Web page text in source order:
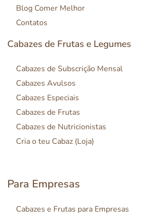
Blog Comer Melhor
Contatos
Cabazes de Frutas e Legumes
Cabazes de Subscrição Mensal
Cabazes Avulsos
Cabazes Especiais
Cabazes de Frutas
Cabazes de Nutricionistas
Cria o teu Cabaz (Loja)
Para Empresas
Cabazes e Frutas para Empresas